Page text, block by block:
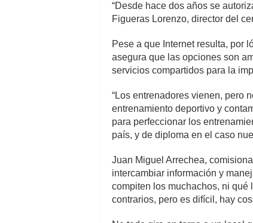
“Desde hace dos años se
Figueras Lorenzo, director del
Pese a que Internet resulta, por
asegura que las opciones son
servicios compartidos para la
“Los entrenadores vienen, pero
entrenamiento deportivo y
para perfeccionar los
país, y de diploma en el caso
Juan Miguel Arrechea,
intercambiar información y
compiten los muchachos, ni
contrarios, pero es difícil, hay